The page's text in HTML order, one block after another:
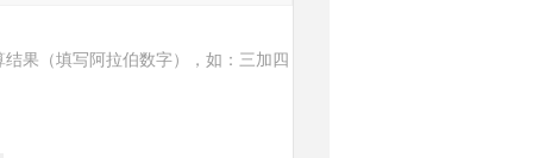
结果（填写阿拉伯数字），如：三加四